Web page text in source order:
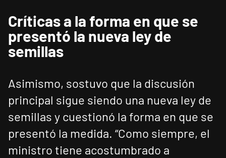
Críticas a la forma en que se
presentó la nueva ley de
semillas
Asimismo, sostuvo que la discusión
principal sigue siendo una nueva ley de
semillas y cuestionó la forma en que se
presentó la medida. “Como siempre, el
ministro tiene acostumbrado a